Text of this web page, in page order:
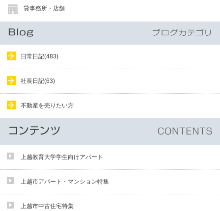
貸事務所・店舗
日常日記(483)
社長日記(63)
不動産を売りたい方
上越教育大学学生向けアパート
上越市アパート・マンション特集
上越市中古住宅特集